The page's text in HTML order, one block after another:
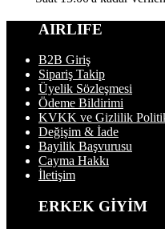
AIRLIFE
B2B Giriş
Sipariş Takip
Üyelik Sözleşmesi
Ödeme Bildirimi
KVKK ve Gizlilik
Değişim & İade
Bayilik Başvurusu
Cayma Hakkı
İletişim
ERKEK GİYİM